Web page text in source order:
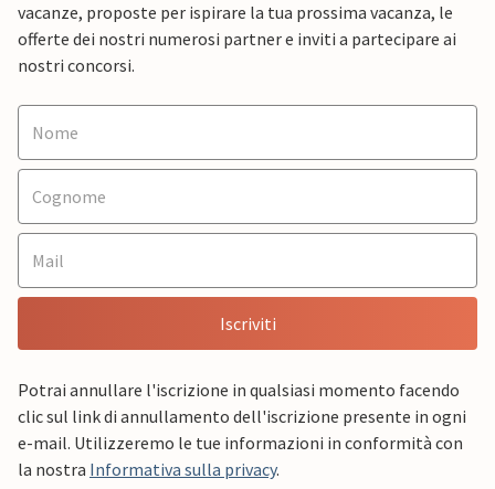
vacanze, proposte per ispirare la tua prossima vacanza, le
offerte dei nostri numerosi partner e inviti a partecipare ai
nostri concorsi.
Iscriviti
Potrai annullare l'iscrizione in qualsiasi momento facendo
clic sul link di annullamento dell'iscrizione presente in ogni
e-mail. Utilizzeremo le tue informazioni in conformità con
la nostra Informativa sulla privacy.